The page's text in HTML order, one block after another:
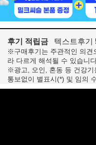
후기 적립금 텍스트후기
※구매후기는 주관적인 의견
라 다르게 해석될 수 있습니
※광고, 오인, 혼동 등 건강기
통보없이 별표시(*) 및 임의